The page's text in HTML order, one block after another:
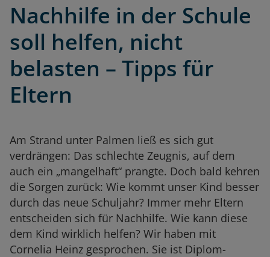
Nachhilfe in der Schule
soll helfen, nicht
belasten – Tipps für
Eltern
Am Strand unter Palmen ließ es sich gut
verdrängen: Das schlechte Zeugnis, auf dem
auch ein „mangelhaft“ prangte. Doch bald kehren
die Sorgen zurück: Wie kommt unser Kind besser
durch das neue Schuljahr? Immer mehr Eltern
entscheiden sich für Nachhilfe. Wie kann diese
dem Kind wirklich helfen? Wir haben mit
Cornelia Heinz gesprochen. Sie ist Diplom-